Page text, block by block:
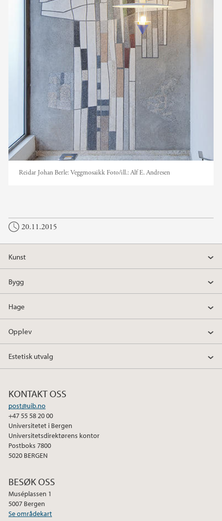
Reidar Johan Berle: Veggmosaikk Foto/ill.:Alf E. Andresen
20.11.2015
Kunst
Bygg
Hage
Opplev
Estetisk utvalg
KONTAKT OSS
post@uib.no
+47 55 58 20 00
Universitetet i Bergen
Universitetsdirektørens kontor
Postboks 7800
5020 BERGEN
BESØK OSS
Muséplassen 1
5007 Bergen
Se områdekart